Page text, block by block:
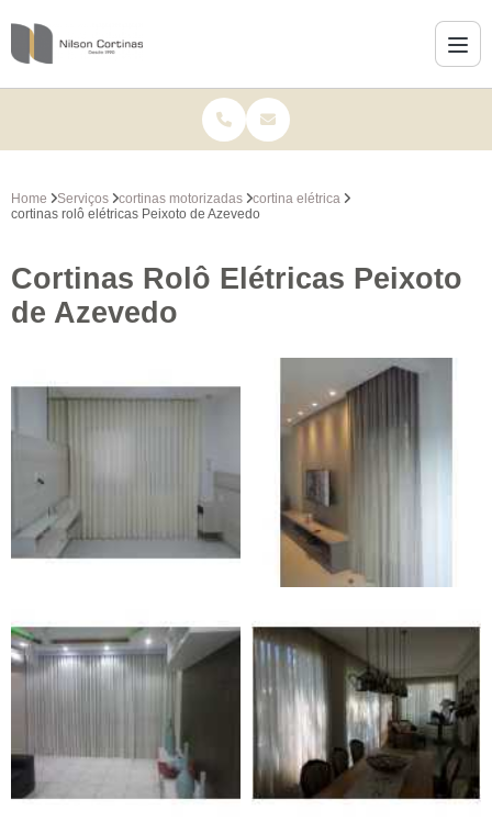
Home Serviços cortinas motorizadas
cortina elétrica
cortinas rolô elétricas Peixoto de Azevedo
Cortinas Rolô Elétricas Peixoto
de Azevedo